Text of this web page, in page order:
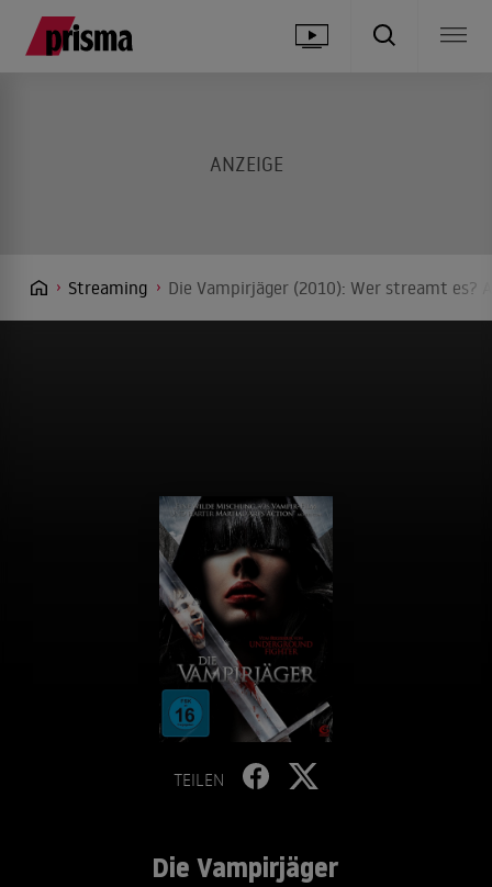
Streaming Die Vampirjäger (2010): Wer streamt es?
TEILEN
Die Vampirjäger